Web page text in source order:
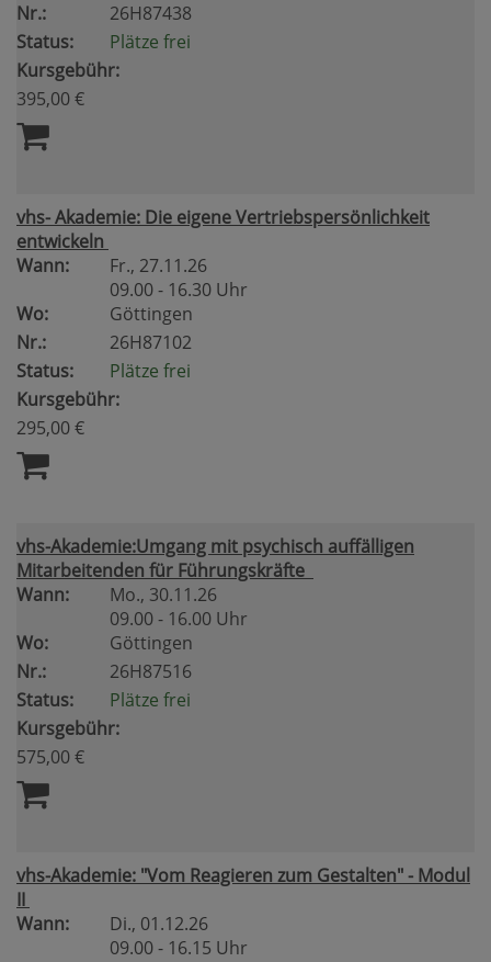
Nr.:
26H87438
Status:
Plätze frei
Kursgebühr:
395,00 €
vhs- Akademie: Die eigene Vertriebspersönlichkeit
entwickeln
Wann:
Fr., 27.11.26
09.00 - 16.30 Uhr
Wo:
Göttingen
Nr.:
26H87102
Status:
Plätze frei
Kursgebühr:
295,00 €
vhs-Akademie:Umgang mit psychisch auffälligen
Mitarbeitenden für Führungskräfte
Wann:
Mo., 30.11.26
09.00 - 16.00 Uhr
Wo:
Göttingen
Nr.:
26H87516
Status:
Plätze frei
Kursgebühr:
575,00 €
vhs-Akademie: "Vom Reagieren zum Gestalten" - Modul
II
Wann:
Di., 01.12.26
09.00 - 16.15 Uhr